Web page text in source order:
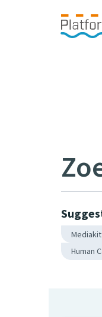
Mediakit
Human